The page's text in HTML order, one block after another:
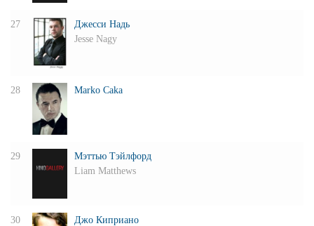
27
Джесси Надь
Jesse Nagy
28 Marko Caka
29
Мэттью Тэйлфорд
Liam Matthews
30
Джо Киприано